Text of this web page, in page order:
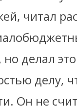
читал
делал
делу,
Он не